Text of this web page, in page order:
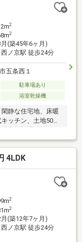
2
2
(築45年6ヶ月)
ノ京駅 徒歩24分
五条西１
駐車場あり
浴室乾燥機
静な住宅地、床暖
ッチン、土地50坪
室に窓、ＩＨクッ
4LDK
2
2
(築12年7ヶ月)
ノ京駅 徒歩24分